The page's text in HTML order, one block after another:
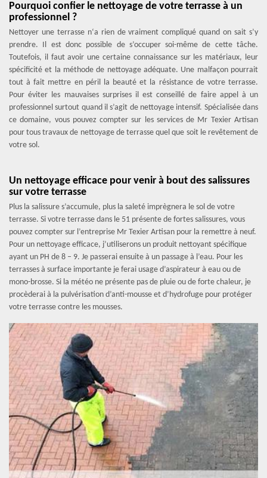
Pourquoi confier le nettoyage de votre terrasse à un
professionnel ?
Nettoyer une terrasse n‘a rien de vraiment compliqué quand on sait s’y
prendre. Il est donc possible de s’occuper soi-même de cette tâche.
Toutefois, il faut avoir une certaine connaissance sur les matériaux, leur
spécificité et la méthode de nettoyage adéquate. Une malfaçon pourrait
tout à fait mettre en péril la beauté et la résistance de votre terrasse.
Pour éviter les mauvaises surprises il est conseillé de faire appel à un
professionnel surtout quand il s’agit de nettoyage intensif. Spécialisée dans
ce domaine, vous pouvez compter sur les services de Mr Texier Artisan
pour tous travaux de nettoyage de terrasse quel que soit le revêtement de
votre sol.
Un nettoyage efficace pour venir à bout des salissures
sur votre terrasse
Plus la salissure s’accumule, plus la saleté imprègnera le sol de votre
terrasse. Si votre terrasse dans le 51 présente de fortes salissures, vous
pouvez compter sur l’entreprise Mr Texier Artisan pour la remettre à neuf.
Pour un nettoyage efficace, j’utiliserons un produit nettoyant spécifique
ayant un PH de 8 – 9. Je passerai ensuite à un passage à l’eau. Pour les
terrasses à surface importante je ferai usage d’aspirateur à eau ou de
mono-brosse. Si la météo ne présente pas de pluie ou de forte chaleur, je
procèderai à la pulvérisation d’anti-mousse et d’hydrofuge pour protéger
votre terrasse contre les mousses.